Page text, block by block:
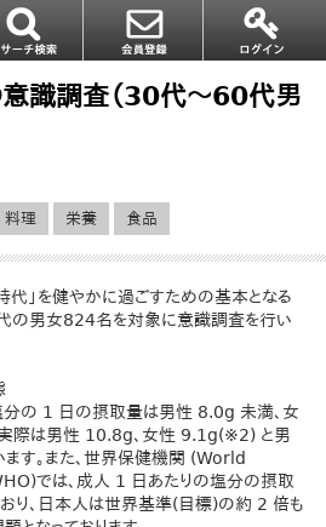
意識調査（30代～60代男
料理 栄養 食品
代」を健やかに過ごすための基本となる
代の男女824名を対象に意識調査を行い
の 1 日の摂取量は男性 8.0g 未満、女
際は男性 10.8g、女性 9.1g(※2) と男
す。また、世界保健機関 (World
では、成人 1 日あたりの塩分の摂取
り、日本人は世界基準(目標)の約 2 倍も